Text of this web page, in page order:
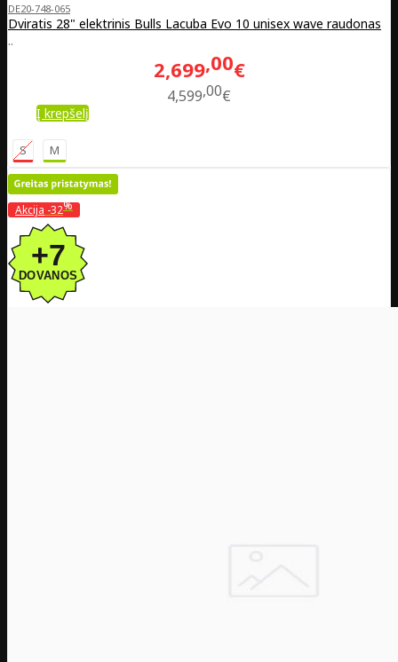
DE20-748-065
Dviratis 28" elektrinis Bulls Lacuba Evo 10 unisex wave raudonas
..
2,699 00€
4,599 00€
Į krepšelį
S M
Akcija -32%